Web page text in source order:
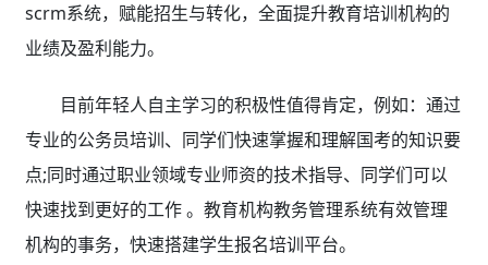
scrm系统，赋能招生与转化，全面提升教育培训机构的
业绩及盈利能力。
目前年轻人自主学习的积极性值得肯定，例如：通过
专业的公务员培训、同学们快速掌握和理解国考的知识要
点;同时通过职业领域专业师资的技术指导、同学们可以
快速找到更好的工作 。教育机构教务管理系统有效管理
机构的事务，快速搭建学生报名培训平台。